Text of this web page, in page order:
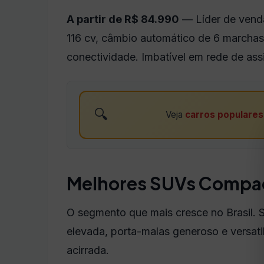
A partir de R$ 84.990 — Líder de
116 cv, câmbio automático de 6
conectividade. Imbatível em rede de
🔍 Veja carros
Melhores SUVs
O segmento que mais cresce no Brasil.
elevada, porta-malas generoso e
acirrada.